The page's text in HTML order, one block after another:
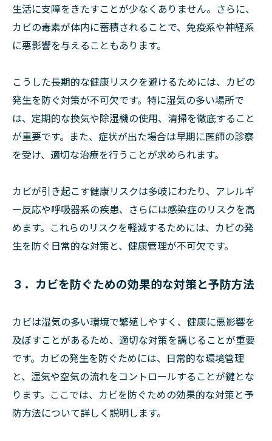
生活に支障をきたすことが少なくありません。さらに、
カビの毒素が体内に蓄積されることで、免疫系や神経系
に悪影響を与えることもあります。
こうした長期的な健康リスクを避けるためには、カビの
発生を防ぐ対策が不可欠です。特に湿気の多い場所で
は、定期的な換気や除湿機の使用、清掃を徹底すること
が重要です。また、症状が出た場合は早期に医師の診察
を受け、適切な治療を行うことが求められます。
カビが引き起こす健康リスクは多岐にわたり、アレルギ
ー反応や呼吸器系の疾患、さらには感染症のリスクを高
めます。これらのリスクを軽減するためには、カビの発
生を防ぐ日常的な対策と、健康管理が不可欠です。
３．カビを防ぐための効果的な対策と予防方法
カビは湿気の多い環境で繁殖しやすく、健康に悪影響を
及ぼすことがあるため、適切な対策を講じることが重要
です。カビの発生を防ぐためには、日常的な環境管理
と、湿気や空気の流れをコントロールすることが鍵とな
ります。ここでは、カビを防ぐための効果的な対策と予
防方法について詳しく説明します。